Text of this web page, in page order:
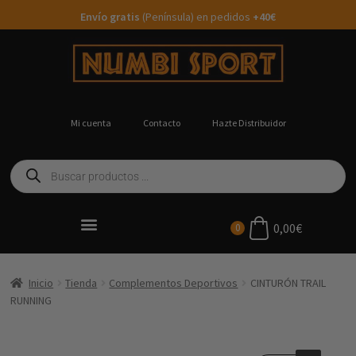
Envío gratis (Península) en pedidos +40€
Mi cuenta Contacto Hazte Distribuidor
0 0,00€
Inicio Tienda Complementos Deportivos
CINTURÓN TRAIL
RUNNING